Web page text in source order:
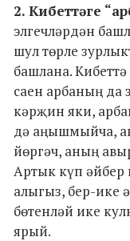
2. Кибеттәге
элгечләрдән
шул төрле
башлана.
саен арбаның да
кәрҗин яки,
дә аңышмыйча,
йөргәч, аның
Артык күп әйбер
алыгыз, бер-ике
бөтенләй ике
ярый.